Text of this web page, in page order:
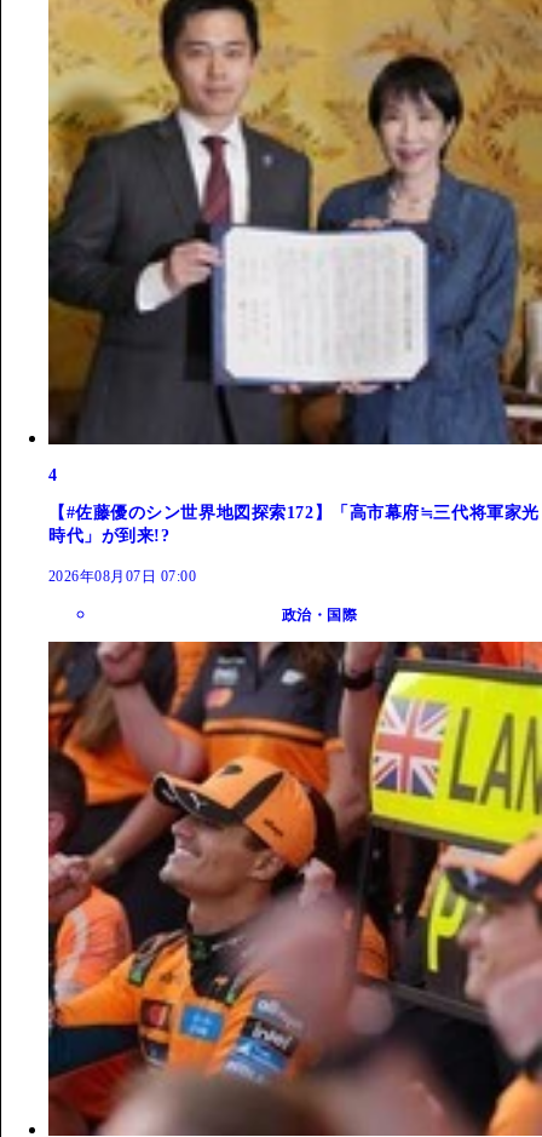
4
【#佐藤優のシン世界地図探索172】「高市幕府≒三代将軍家光
時代」が到来!?
2026年08月07日 07:00
政治・国際